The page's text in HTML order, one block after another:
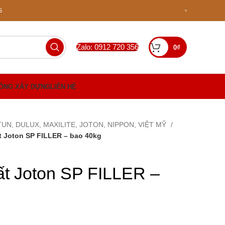
Zalo: 0912 720 356 0₫
XÂY DỰNGLIÊN HỆ
DULUX, MAXILITE, JOTON, NIPPON, VIỆT MỸ
SP FILLER – bao 40kg
Joton SP FILLER –